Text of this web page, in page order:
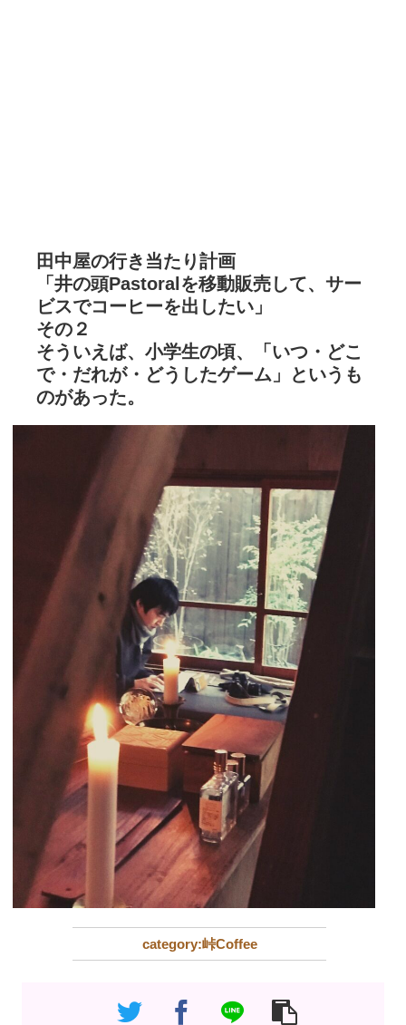
田中屋の行き当たり計画
「井の頭Pastoralを移動販売して、サー
ビスでコーヒーを出したい」
その２
そういえば、小学生の頃、「いつ・どこ
で・だれが・どうしたゲーム」というも
のがあった。
峠Coffee